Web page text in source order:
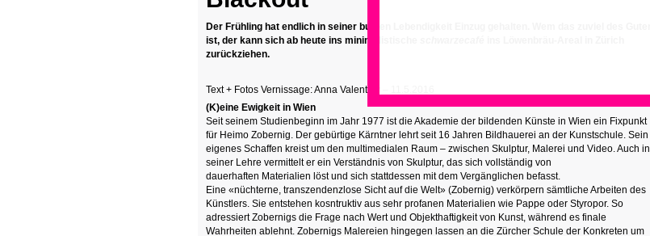
Der Frühling hat endlich in seiner bunten Lebendigkeit Einzug gehalten. Wem das zuviel des Guten
ist, der kann sich ab heute ins minimalistische
zurückziehen.
Text + Fotos Vernissage: Anna Valentiny – 11.5.2016
(K)eine Ewigkeit in Wien
Seit seinem Studienbeginn im Jahr 1977 ist die Akademie der bildenden Künste in Wien ein Fixpunkt
für Heimo Zobernig. Der gebürtige Kärntner lehrt seit 16 Jahren Bildhauerei an der Kunstschule. Sein
eigenes Schaffen kreist um den multimedialen Raum – zwischen Skulptur, Malerei und Video. Auch in
seiner Lehre vermittelt er ein Verständnis von Skulptur, das sich vollständig von
dauerhaften Materialien löst und sich stattdessen mit dem Vergänglichen befasst.
Eine «nüchterne, transzendenzlose Sicht auf die Welt» (Zobernig) verkörpern sämtliche Arbeiten des
Künstlers. Sie entstehen kosntruktiv aus sehr profanen Materialien wie Pappe oder Styropor. So
adressiert Zobernigs die Frage nach Wert und Objekthaftigkeit von Kunst, während es finale
Wahrheiten ablehnt. Zobernigs Malereien hingegen lassen an die Zürcher Schule der Konkreten um